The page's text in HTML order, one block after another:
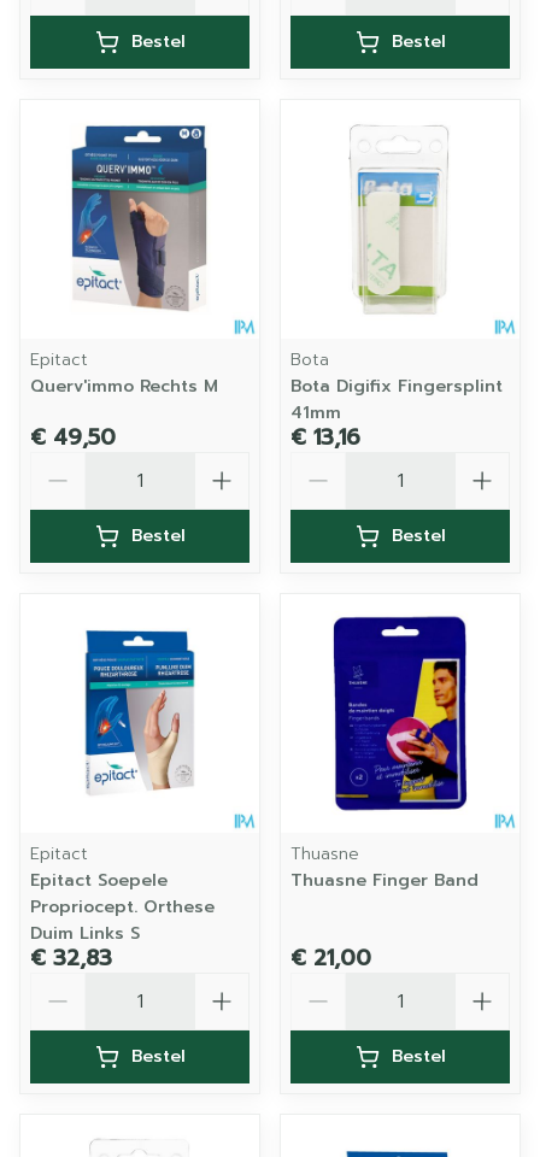
Bestel Bestel
Epitact
Querv'immo Rechts M
€ 49,50
Bestel
Bota
Bota Digifix Fingersplint
41mm
€ 13,16
Bestel
Epitact
Epitact Soepele
Propriocept. Orthese
Duim Links S
€ 32,83
Bestel
Thuasne
Thuasne Finger Band
€ 21,00
Bestel